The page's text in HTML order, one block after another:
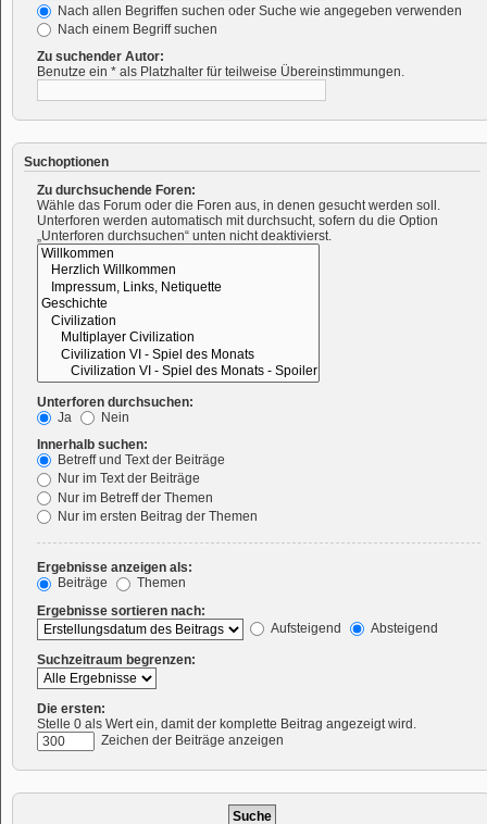
Nach allen Begriffen suchen oder Suche wie angegeben verwenden
Nach einem Begriff suchen
Zu suchender Autor:
Benutze ein * als Platzhalter für teilweise Übereinstimmungen.
Suchoptionen
Zu durchsuchende Foren:
Wähle das Forum oder die Foren aus, in denen gesucht werden soll.
Unterforen werden automatisch mit durchsucht, sofern du die Option
„Unterforen durchsuchen“ unten nicht deaktivierst.
Unterforen durchsuchen:
Ja
Nein
Innerhalb suchen:
Betreff und Text der Beiträge
Nur im Text der Beiträge
Nur im Betreff der Themen
Nur im ersten Beitrag der Themen
Ergebnisse anzeigen als:
Beiträge
Themen
Ergebnisse sortieren nach:
Aufsteigend
Absteigend
Suchzeitraum begrenzen:
Die ersten:
Stelle 0 als Wert ein, damit der komplette Beitrag angezeigt wird.
Zeichen der Beiträge anzeigen